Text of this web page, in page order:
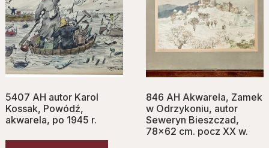
5407 AH autor Karol
Kossak, Powódź,
akwarela, po 1945 r.
846 AH Akwarela, Zamek
w Odrzykoniu, autor
Seweryn Bieszczad,
78×62 cm. pocz XX w.